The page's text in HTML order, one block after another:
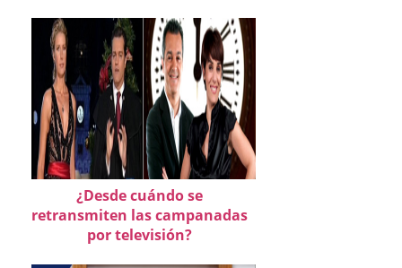
¿Desde cuándo se
retransmiten las campanadas
por televisión?